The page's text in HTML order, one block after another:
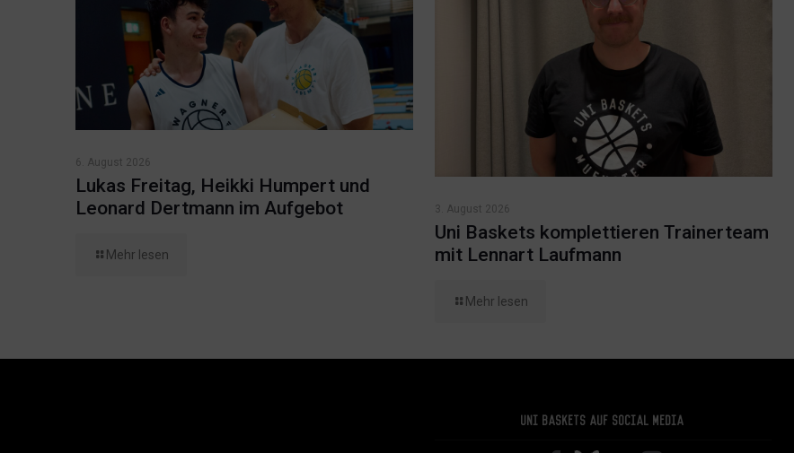
6. August 2026
Lukas Freitag, Heikki Humpert und
Leonard Dertmann im Aufgebot
Mehr lesen
3. August 2026
Uni Baskets komplettieren Trainerteam
mit Lennart Laufmann
Mehr lesen
Uni Baskets auf Social Media